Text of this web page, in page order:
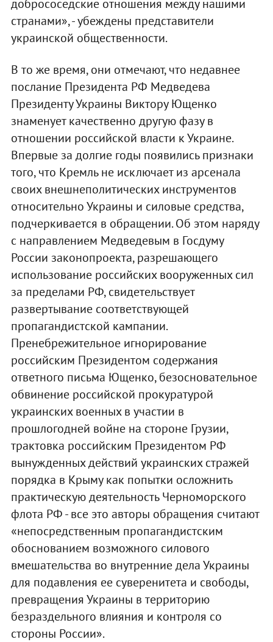
добрососедские отношения между нашими
странами», - убеждены представители
украинской общественности.
В то же время, они отмечают, что недавнее
послание Президента РФ Медведева
Президенту Украины Виктору Ющенко
знаменует качественно другую фазу в
отношении российской власти к Украине.
Впервые за долгие годы появились признаки
того, что Кремль не исключает из арсенала
своих внешнеполитических инструментов
относительно Украины и силовые средства,
подчеркивается в обращении. Об этом наряду
с направлением Медведевым в Госдуму
России законопроекта, разрешающего
использование российских вооруженных сил
за пределами РФ, свидетельствует
развертывание соответствующей
пропагандистской кампании.
Пренебрежительное игнорирование
российским Президентом содержания
ответного письма Ющенко, безосновательное
обвинение российской прокуратурой
украинских военных в участии в
прошлогодней войне на стороне Грузии,
трактовка российским Президентом РФ
вынужденных действий украинских стражей
порядка в Крыму как попытки осложнить
практическую деятельность Черноморского
флота РФ - все это авторы обращения считают
«непосредственным пропагандистским
обоснованием возможного силового
вмешательства во внутренние дела Украины
для подавления ее суверенитета и свободы,
превращения Украины в территорию
безраздельного влияния и контроля со
стороны России».